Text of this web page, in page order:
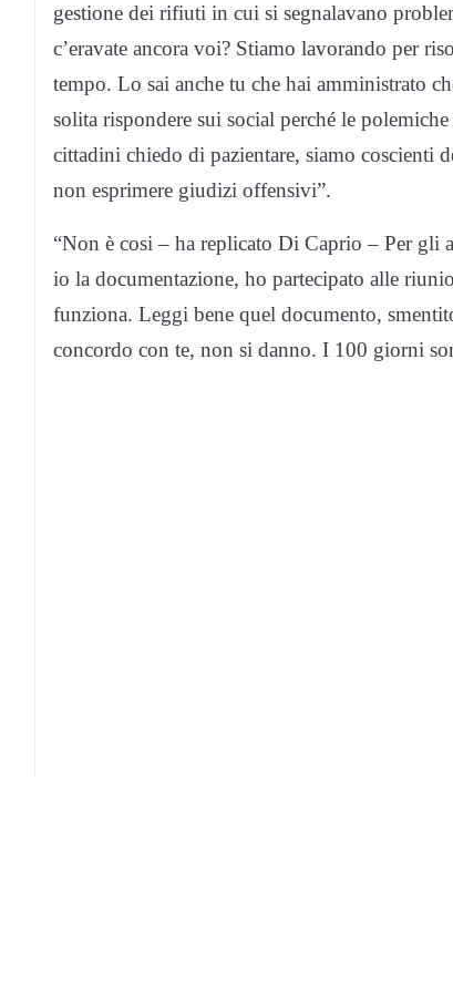
gestione dei rifiuti in cui si segnalavano
c’eravate ancora voi? Stiamo lavorando per
tempo. Lo sai anche tu che hai amministrato
solita rispondere sui social perché le
cittadini chiedo di pazientare, siamo coscienti
non esprimere giudizi offensivi”.
“Non è cosi – ha replicato Di Caprio – Per gli
io la documentazione, ho partecipato alle
funziona. Leggi bene quel documento,
concordo con te, non si danno. I 100 giorni